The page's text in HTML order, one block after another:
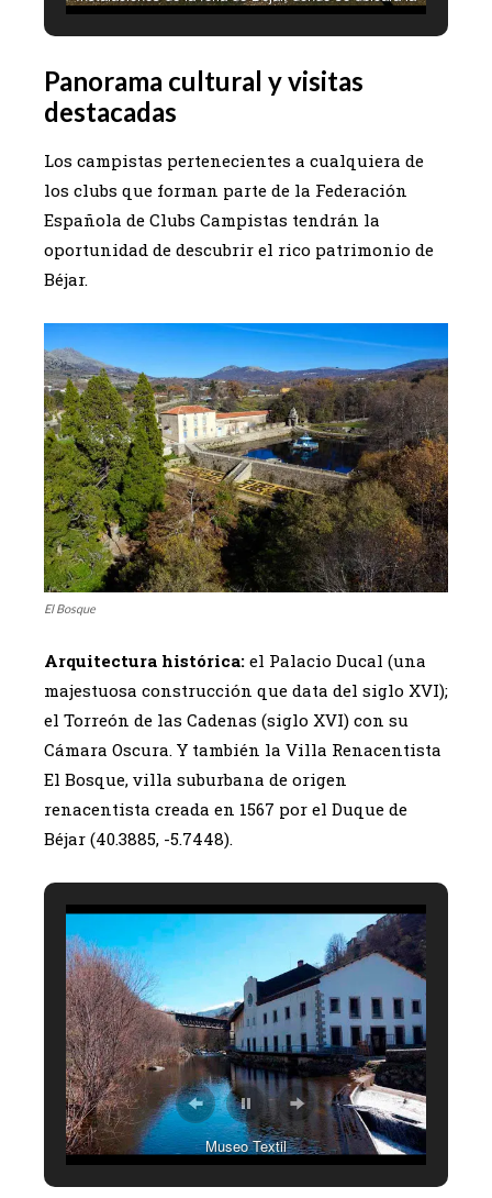
Panorama cultural y visitas
destacadas
Los campistas pertenecientes a cualquiera de
los clubs que forman parte de la Federación
Española de Clubs Campistas tendrán la
oportunidad de descubrir el rico patrimonio de
Béjar.
El Bosque
Arquitectura histórica: el Palacio Ducal (una
majestuosa construcción que data del siglo XVI);
el Torreón de las Cadenas (siglo XVI) con su
Cámara Oscura. Y también la Villa Renacentista
El Bosque, villa suburbana de origen
renacentista creada en 1567 por el Duque de
Béjar (40.3885, -5.7448).
Museo Textil